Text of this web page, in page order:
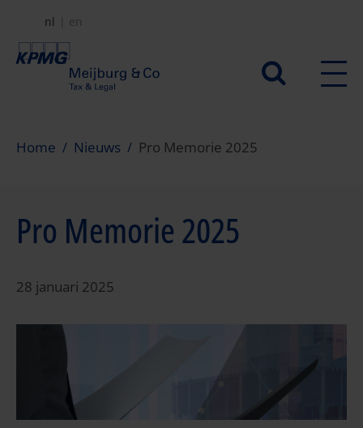
naar
Secundair
nl en
Home Nieuws Pro Memorie 2025
Pro Memorie 2025
28 januari 2025